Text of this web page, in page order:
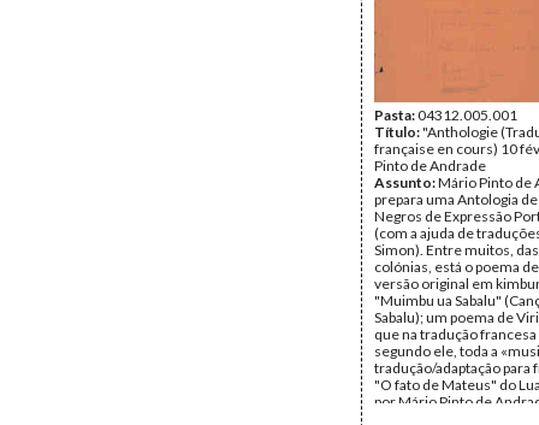
Pasta:04312.005.001
Título:"Anthologie
française en cours) 10
Pinto de Andrade
Assunto:Mário Pinto de
prepara uma Antologia
Negros de Expressão
(com a ajuda de
Simon). Entre muitos,
colónias, está o poema
versão original em
"Muimbu ua Sabalu"
Sabalu); um poema de
que na tradução
segundo ele, toda a
tradução/adaptação para
"O fato de Mateus" do
por Mário Pinto de